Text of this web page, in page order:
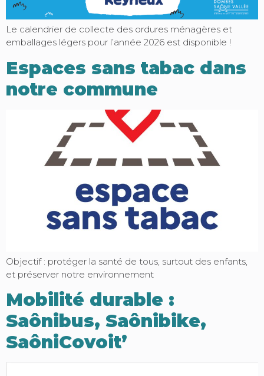
Le calendrier de collecte des ordures ménagères et
emballages légers pour l’année 2026 est disponible !
Espaces sans tabac dans
notre commune
Objectif : protéger la santé de tous, surtout des enfants,
et préserver notre environnement
Mobilité durable :
Saônibus, Saônibike,
SaôniCovoit’